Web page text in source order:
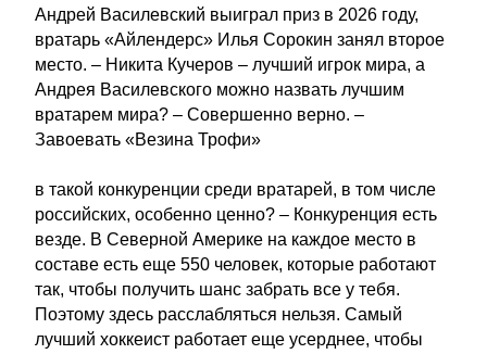
Андрей Василевский выиграл приз в 2026 году,
вратарь «Айлендерс» Илья Сорокин занял второе
место. – Никита Кучеров – лучший игрок мира, а
Андрея Василевского можно назвать лучшим
вратарем мира? – Совершенно верно. –
Завоевать «Везина Трофи»
в такой конкуренции среди вратарей, в том числе
российских, особенно ценно? – Конкуренция есть
везде. В Северной Америке на каждое место в
составе есть еще 550 человек, которые работают
так, чтобы получить шанс забрать все у тебя.
Поэтому здесь расслабляться нельзя. Самый
лучший хоккеист работает еще усерднее, чтобы